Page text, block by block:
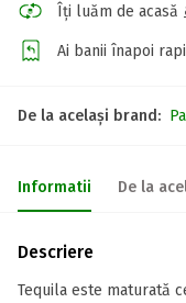
Îți luăm de acasă
Ai banii înapoi
De la același brand:
Informatii De la
Descriere
Tequila este maturată